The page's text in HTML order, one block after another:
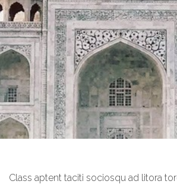
Class aptent taciti sociosqu ad litora